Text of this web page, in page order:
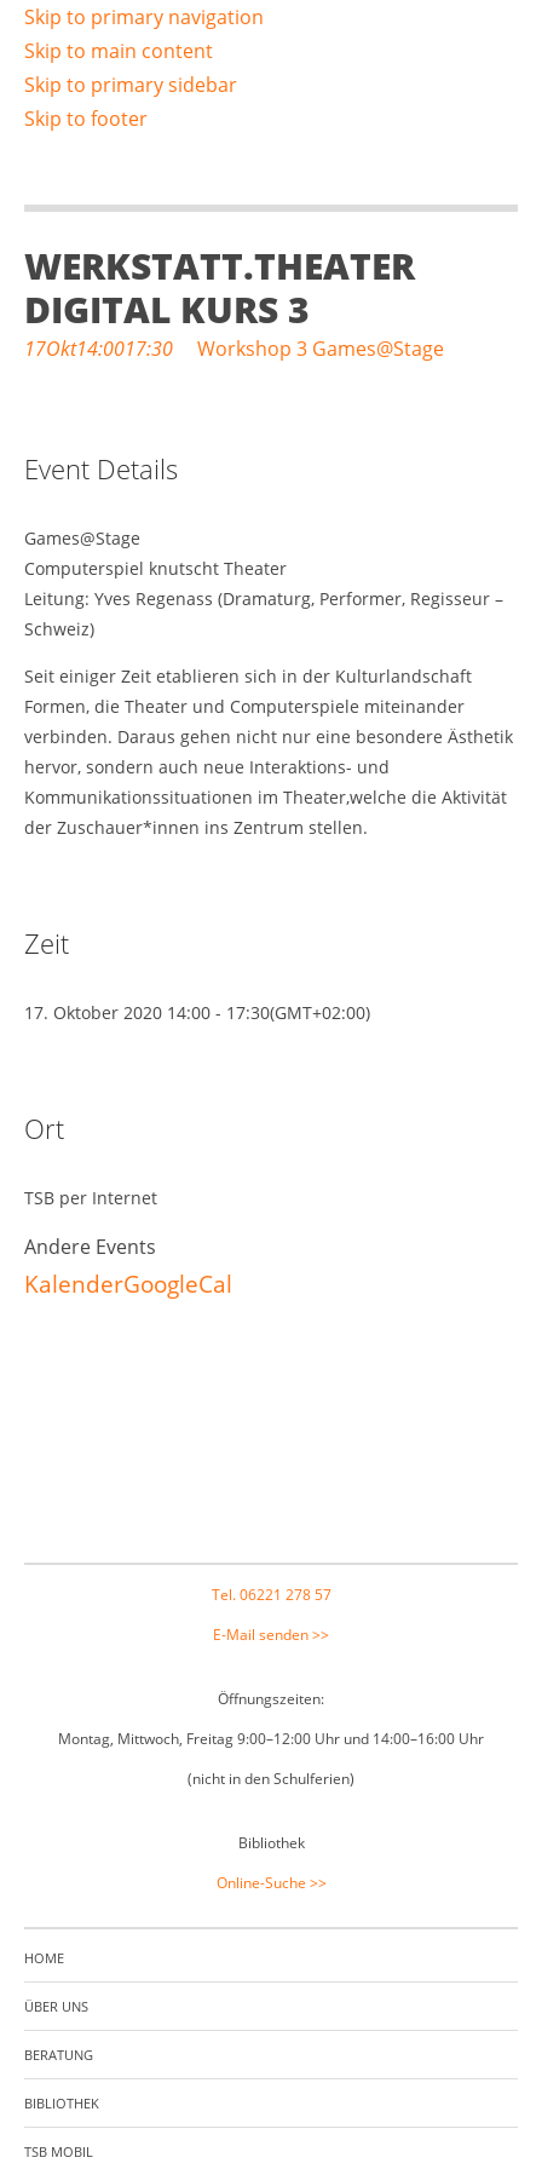
Skip to primary navigation
Skip to main content
Skip to primary sidebar
Skip to footer
WERKSTATT.THEATER
DIGITAL KURS 3
17Okt14:0017:30 Workshop 3 Games@Stage
Event Details
Games@Stage
Computerspiel knutscht Theater
Leitung: Yves Regenass (Dramaturg, Performer, Regisseur –
Schweiz)
Seit einiger Zeit etablieren sich in der Kulturlandschaft
Formen, die Theater und Computerspiele miteinander
verbinden. Daraus gehen nicht nur eine besondere Ästhetik
hervor, sondern auch neue Interaktions- und
Kommunikationssituationen im Theater,welche die Aktivität
der Zuschauer*innen ins Zentrum stellen.
Zeit
17. Oktober 2020 14:00 - 17:30(GMT+02:00)
Ort
TSB per Internet
Andere Events
KalenderGoogleCal
Tel. 06221 278 57
E-Mail senden >>
Öffnungszeiten:
Montag, Mittwoch, Freitag 9:00–12:00 Uhr und 14:00–16:00 Uhr
(nicht in den Schulferien)
Bibliothek
Online-Suche >>
HOME
ÜBER UNS
BERATUNG
BIBLIOTHEK
TSB MOBIL